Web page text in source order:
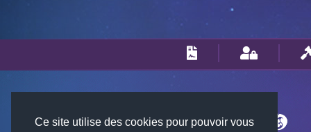
Ce site utilise des cookies pour pouvoir vous